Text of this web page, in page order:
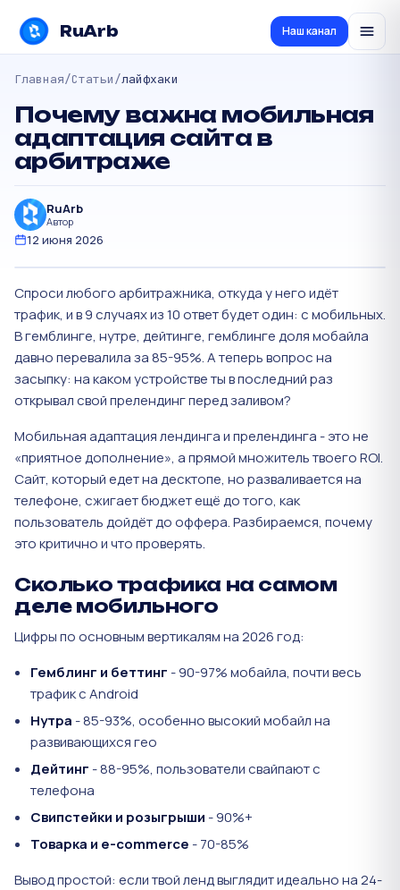
RuArb Наш канал
Главная/Статьи/лайфхаки
Почему важна мобильная
адаптация сайта в
арбитраже
RuArb
Автор
12 июня 2026
Спроси любого арбитражника, откуда у него идёт
трафик, и в 9 случаях из 10 ответ будет один: с мобильных.
В гемблинге, нутре, дейтинге, гемблинге доля мобайла
давно перевалила за 85-95%. А теперь вопрос на
засыпку: на каком устройстве ты в последний раз
открывал свой прелендинг перед заливом?
Мобильная адаптация лендинга и прелендинга - это не
«приятное дополнение», а прямой множитель твоего ROI.
Сайт, который едет на десктопе, но разваливается на
телефоне, сжигает бюджет ещё до того, как
пользователь дойдёт до оффера. Разбираемся, почему
это критично и что проверять.
Сколько трафика на самом
деле мобильного
Цифры по основным вертикалям на 2026 год:
Гемблинг и беттинг - 90-97% мобайла, почти весь
трафик с Android
Нутра - 85-93%, особенно высокий мобайл на
развивающихся гео
Дейтинг - 88-95%, пользователи свайпают с
телефона
Свипстейки и розыгрыши - 90%+
Товарка и e-commerce - 70-85%
Вывод простой: если твой ленд выглядит идеально на 24-